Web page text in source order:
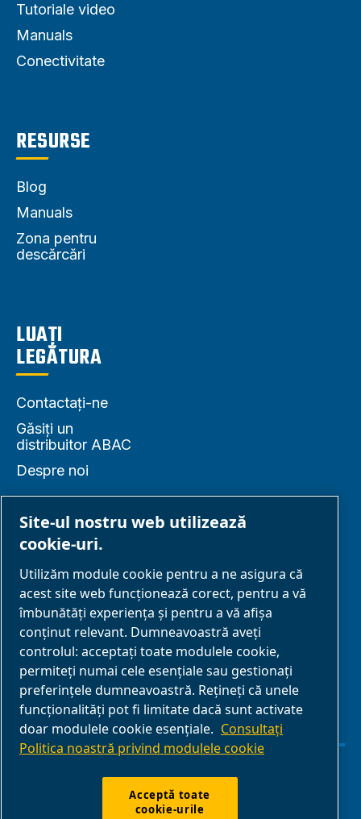
Tutoriale video
Manuals
Conectivitate
RESURSE
Blog
Manuals
Zona pentru
descărcări
LUAȚI
LEGĂTURA
Contactați-ne
Găsiți un
distribuitor ABAC
Despre noi
PARTENERIAT
Parteneri de
afaceri
E-Connect 2,0
Business Portal
Galerie media
ABAC
Gestionarea cookie-urilor
Site-ul nostru web utilizează
cookie-uri.
Utilizăm module cookie pentru a ne asigura că
acest site web funcționează corect, pentru a vă
îmbunătăți experiența și pentru a vă afișa
conținut relevant. Dumneavoastră aveți
controlul: acceptați toate modulele cookie,
permiteți numai cele esențiale sau gestionați
preferințele dumneavoastră. Rețineți că unele
funcționalități pot fi limitate dacă sunt activate
doar modulele cookie esențiale. Consultați
Politica noastră privind modulele cookie
Acceptă toate
cookie-urile